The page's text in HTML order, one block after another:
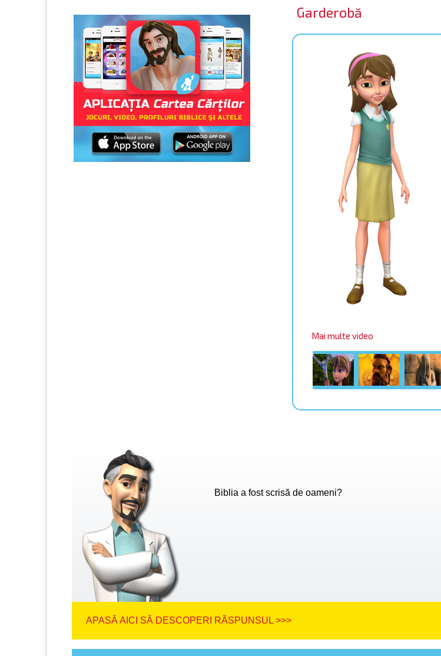
Garderobă
Mai multe video
Biblia a fost scrisă de oameni?
APASĂ AICI SĂ DESCOPERI RĂSPUNSUL >>>